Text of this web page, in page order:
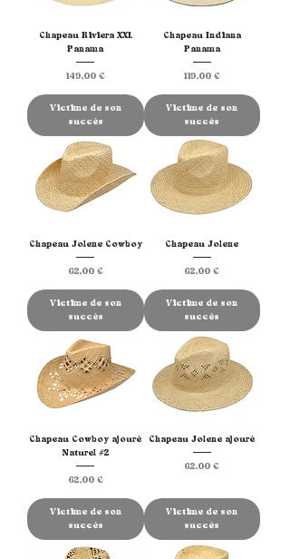
Chapeau Riviera XXL
Panama
Prix
149,00 €
Victime de son
succès
Chapeau Indiana
Panama
Prix
119,00 €
Victime de son
succès
Chapeau Jolene Cowboy
Prix
62,00 €
Victime de son
succès
Chapeau Jolene
Prix
62,00 €
Victime de son
succès
Chapeau Cowboy ajouré
Naturel #2
Prix
62,00 €
Victime de son
succès
Chapeau Jolene ajouré
Prix
62,00 €
Victime de son
succès